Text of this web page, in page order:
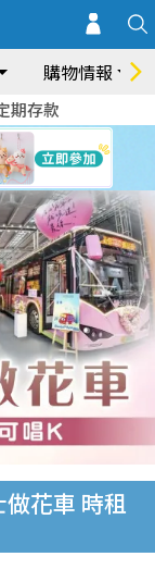
購物情報
期存款
花車 時租